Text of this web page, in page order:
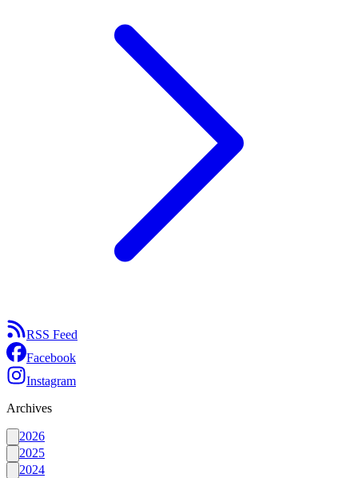
RSS Feed
Facebook
Instagram
Archives
2026
2025
2024